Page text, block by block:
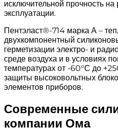
исключительной прочность
эксплуатации.
Пентэласт®-714 марка А –
двухкомпонентный
герметизации электро- и
среде воздуха и в условиях
температурах от -60°С до
защиты высоковольтных
элементов приборов.
Современные
компании Ома